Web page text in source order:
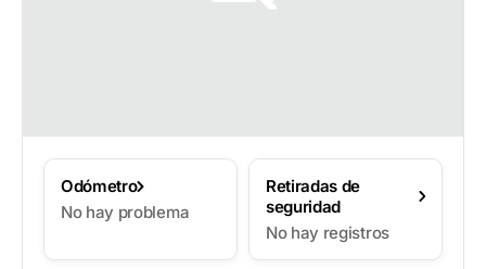
Odómetro
No hay problema
Retiradas de
seguridad
No hay registros